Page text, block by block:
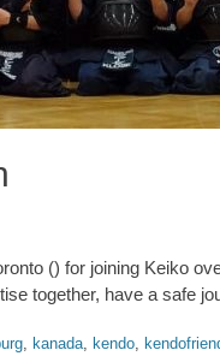
() for joining Keiko
together, have a safe
, kanada, kendo,